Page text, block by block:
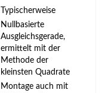
Typischerweise
Nullbasierte
Ausgleichsgerade,
ermittelt mit der
Methode der
kleinsten Quadrate
Montage auch mit